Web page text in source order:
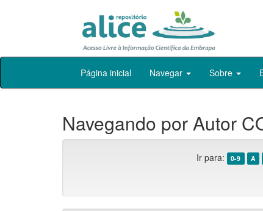
Skip
Página inicial Navegar Sobre
Navegando por Autor
Ir para: 0-9 A